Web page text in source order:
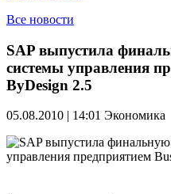
Все новости
SAP выпустила
системы управления
ByDesign 2.5
05.08.2010 | 14:01 Экономика